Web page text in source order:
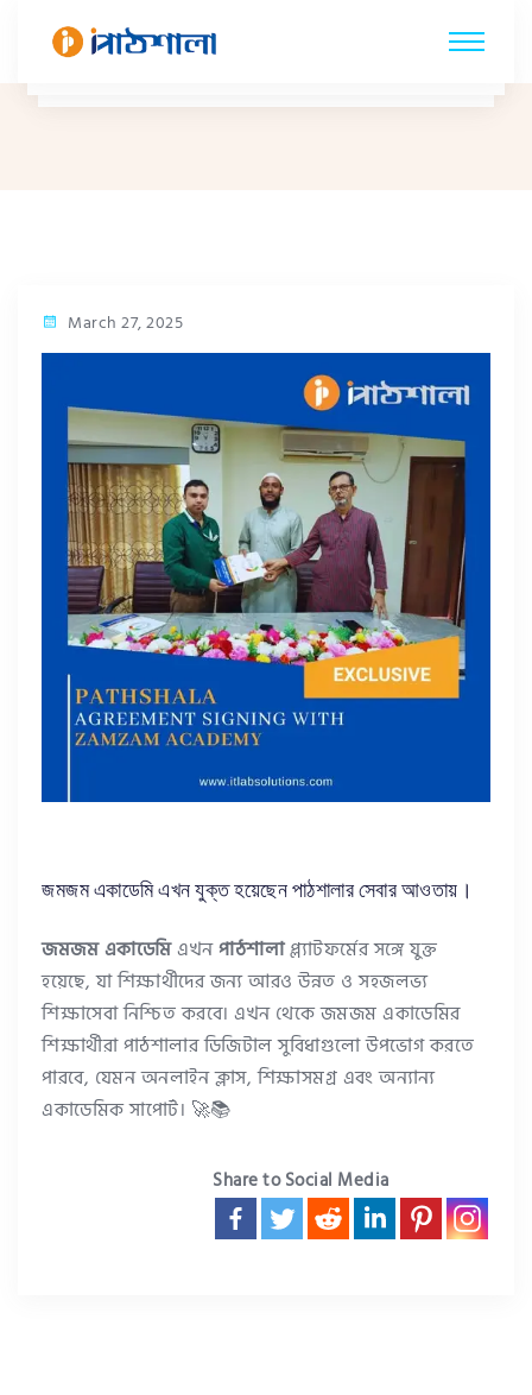
March 27, 2025
জমজম একাডেমি এখন যুক্ত হয়েছেন পাঠশালার সেবার আওতায়।
জমজম একাডেমিএখনপাঠশালাপ্ল্যাটফর্মের সঙ্গে যুক্ত
হয়েছে, যা শিক্ষার্থীদের জন্য আরও উন্নত ও সহজলভ্য
শিক্ষাসেবা নিশ্চিত করবে। এখন থেকে জমজম একাডেমির
শিক্ষার্থীরা পাঠশালার ডিজিটাল সুবিধাগুলো উপভোগ করতে
পারবে, যেমন অনলাইন ক্লাস, শিক্ষাসমগ্র এবং অন্যান্য
একাডেমিক সাপোর্ট। 🚀📚
Share to Social Media